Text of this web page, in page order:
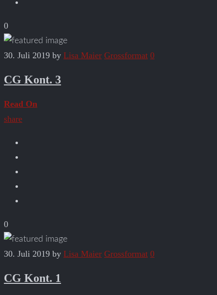
0
30. Juli 2019 by Lisa Maier Grossformat 0
CG Kont. 3
Read On
share
0
30. Juli 2019 by Lisa Maier Grossformat 0
CG Kont. 1